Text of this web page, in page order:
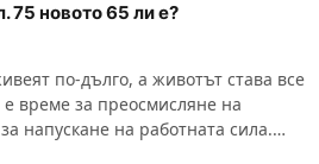
75 новото 65 ли е?
по-дълго, а животът става все
време за преосмисляне на
напускане на работната сила.